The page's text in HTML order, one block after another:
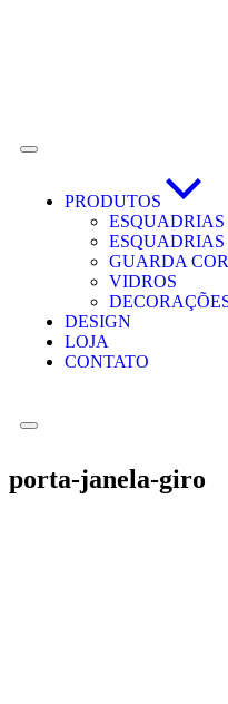
PRODUTOS
ESQUADRIAS
GUARDA
VIDROS
DESIGN
LOJA
CONTATO
porta-janela-giro